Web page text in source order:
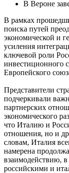
В Вероне
В рамках
поиска путей
экономической и
усиления
ключевой роли
инвестиционного
Европейского
Представители
подчеркивали
партнерских
экономического
что Италию и
отношения, но и
словам, Италия
намерена
взаимодействию,
российскими и